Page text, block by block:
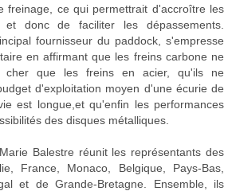
freinage, ce qui permettrait d'accroître les
donc de faciliter les dépassements.
fournisseur du paddock, s'empresse
en affirmant que les freins carbone ne
cher que les freins en acier, qu'ils ne
d'exploitation moyen d'une écurie de
est longue,et qu'enfin les performances
des disques métalliques.
Balestre réunit les représentants des
France, Monaco, Belgique, Pays-Bas,
et de Grande-Bretagne. Ensemble, ils